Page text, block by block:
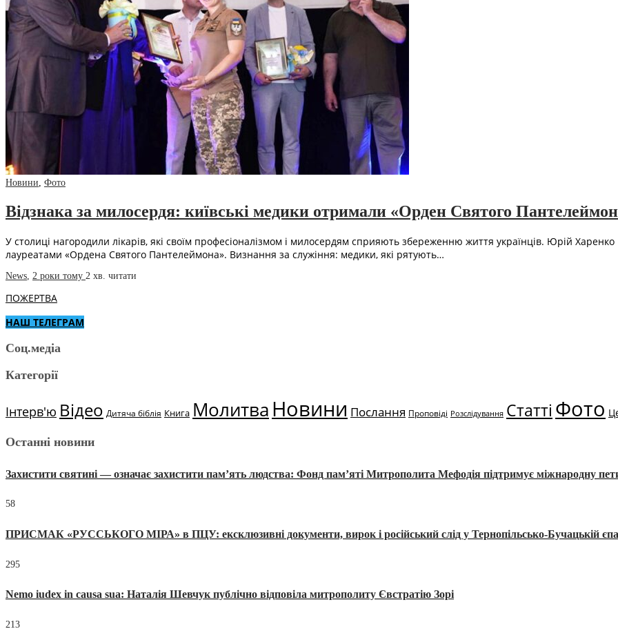
Новини Фото
Відзнака за милосердя: київські медики отримали «Орден Святого
У столиці нагородили лікарів, які своїм професіоналізмом і милосердям сприяють збереженню життя українців. Юрій
лауреатами «Ордена Святого Пантелеймона». Визнання за служіння: медики, які рятують…
News 2 роки тому 2 хв. читати
ПОЖЕРТВА
НАШ ТЕЛЕГРАМ
Соц.медіа
Категорії
Інтерв'ю Відео Дитяча біблія Книга МолитваНовини Послання Проповіді Розслідування Статті Фото
Останні новини
Захистити святині — означає захистити пам’ять людства: Фонд пам’яті Митрополита Мефодія підтримує міжнародну
58
ПРИСМАК «РУССЬКОГО МІРА» в ПЦУ: ексклюзивні документи, вирок і російський слід у Тернопільсько-Бучацькій
295
Nemo iudex in causa sua: Наталія Шевчук публічно відповіла митрополиту Євстратію Зорі
213